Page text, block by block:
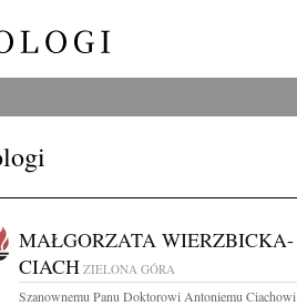
MAŁGORZATA WIERZBICKA-
CIACH ZIELONA GÓRA
Szanownemu Panu Doktorowi Antoniemu Ciachowi